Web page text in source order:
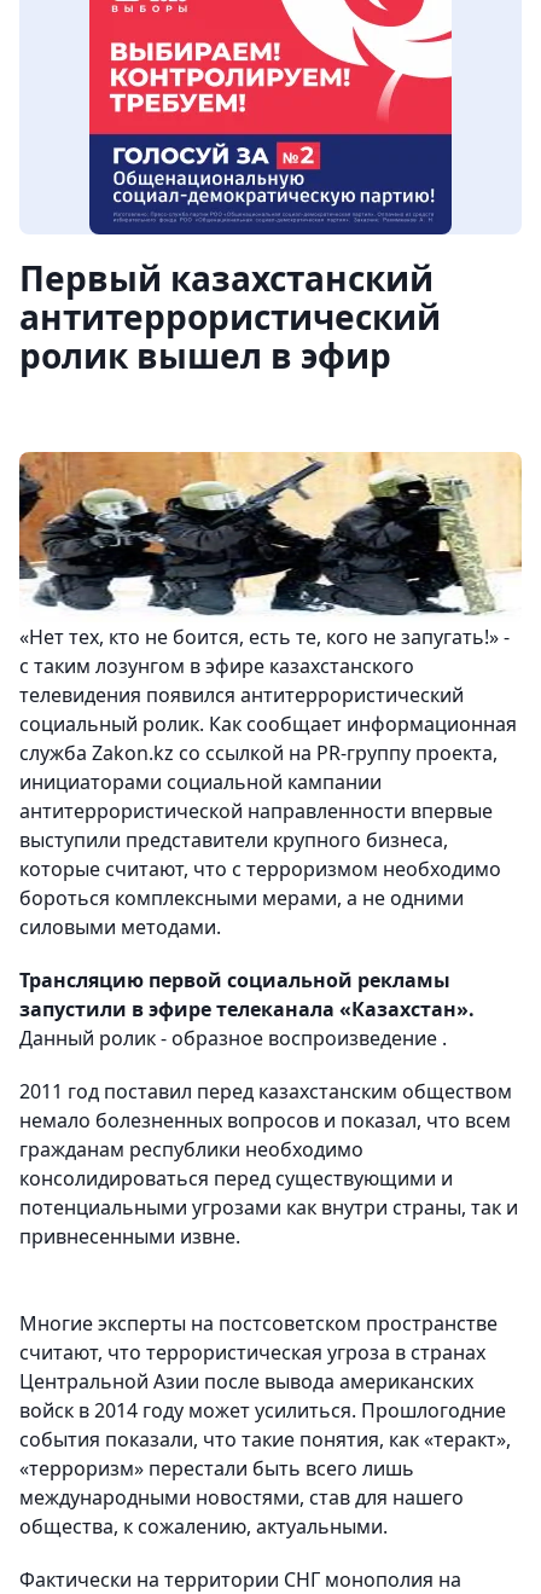
Первый казахстанский
антитеррористический
ролик вышел в эфир
«Нет тех, кто не боится, есть те, кого не запугать!» -
с таким лозунгом в эфире казахстанского
телевидения появился антитеррористический
социальный ролик. Как сообщает информационная
служба Zakon.kz со ссылкой на PR-группу проекта,
инициаторами социальной кампании
антитеррористической направленности впервые
выступили представители крупного бизнеса,
которые считают, что с терроризмом необходимо
бороться комплексными мерами, а не одними
силовыми методами.
Трансляцию первой социальной рекламы
запустили в эфире телеканала «Казахстан».
Данный ролик - образное воспроизведение .
2011 год поставил перед казахстанским обществом
немало болезненных вопросов и показал, что всем
гражданам республики необходимо
консолидироваться перед существующими и
потенциальными угрозами как внутри страны, так и
привнесенными извне.
Многие эксперты на постсоветском пространстве
считают, что террористическая угроза в странах
Центральной Азии после вывода американских
войск в 2014 году может усилиться. Прошлогодние
события показали, что такие понятия, как «теракт»,
«терроризм» перестали быть всего лишь
международными новостями, став для нашего
общества, к сожалению, актуальными.
Фактически на территории СНГ монополия на